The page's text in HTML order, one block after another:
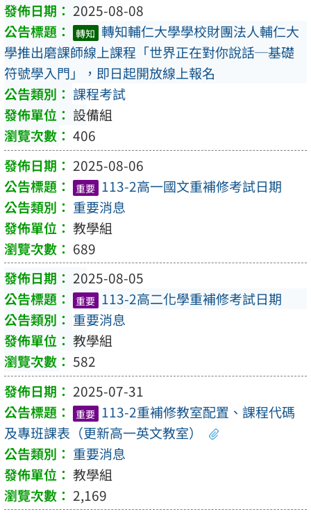
2025-08-08
轉知 轉知輔仁大學學校財團法人輔仁大
學推出磨課師線上課程「世界正在對你說話─基礎
符號學入門」，即日起開放線上報名
課程考試
設備組
406
2025-08-06
重要 113-2高一國文重補修考試日期
重要消息
教學組
689
2025-08-05
重要 113-2高二化學重補修考試日期
重要消息
教學組
582
2025-07-31
重要 113-2重補修教室配置、課程代碼
及專班課表（更新高一英文教室）
重要消息
教學組
2,169